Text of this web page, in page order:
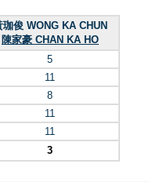
珈俊 WONG KA CHUN
陳家豪 CHAN KA HO
5
11
8
11
11
3